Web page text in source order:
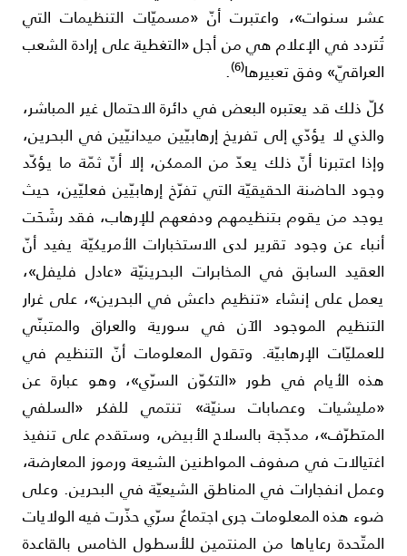
سنوات»، واعتبرت أنّ «مسميّات التنظيمات التي
في الإعلام هي من أجل «التغطية على إرادة الشعب
وفق تعبيرها .
ذلك قد يعتبره البعض في دائرة الاحتمال غير المباشر،
لا يؤدّي إلى تفريخ إرهابيّين ميدانيّين في البحرين،
اعتبرنا أنّ ذلك يعدّ من الممكن، إلا أنّ ثمّة ما يؤكّد
الحاضنة الحقيقيّة التي تفرّخ إرهابيّين فعليّين، حيث
من يقوم بتنظيمهم ودفعهم للإرهاب، فقد رشَحَت
عن وجود تقرير لدى الاستخبارات الأمريكيّة يفيد أنّ
السابق في المخابرات البحرينيّة «عادل فليفل»،
على إنشاء «تنظيم داعش في البحرين»، على غرار
الموجود الآن في سورية والعراق والمتبنّي
الإرهابيّة. وتقول المعلومات أنّ التنظيم في
الأيام في طور «التكوّن السرّي»، وهو عبارة عن
وعصابات سنيّة» تنتمي للفكر «السلفي
مدجّجة بالسلاح الأبيض، وستقدم على تنفيذ
في صفوف المواطنين الشيعة ورموز المعارضة،
انفجارات في المناطق الشيعيّة في البحرين. وعلى
هذه المعلومات جرى اجتماعٌ سرّي حذّرت فيه الولايات
رعاياها من المنتمين للأسطول الخامس بالقاعدة